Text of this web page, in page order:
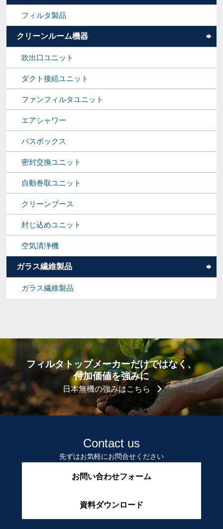
フィルタ製品
クリーンルーム機器
吹出口ユニット
ダクト接続ユニット
ファンフィルタユニット
エアシャワー
パスボックス
密封交換ユニット
自動巻取ユニット
クリーンブース
封じ込めユニット
空気清浄機
ガラス繊維製品
ガラス繊維製品
フィルタトップメーカーだけではなく、
付加価値を強みに
日本無機の強みはこちら
Contact us
先ずはお気軽にお問合せください
お問い合わせフォーム
資料ダウンロード